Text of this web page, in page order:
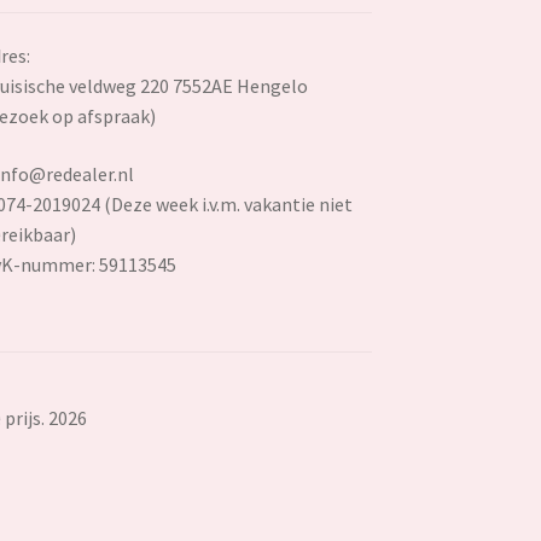
veldweg 220 7552AE Hengelo
op afspraak)
2019024 (Deze week i.v.m. vakantie niet
nummer: 59113545
2026